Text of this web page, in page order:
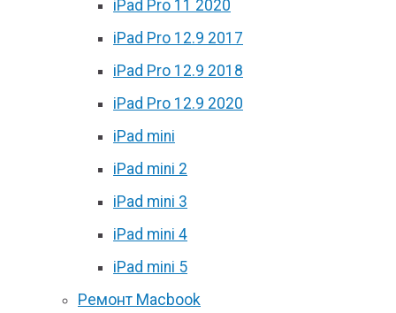
iPad Pro 11 2020
iPad Pro 12.9 2017
iPad Pro 12.9 2018
iPad Pro 12.9 2020
iPad mini
iPad mini 2
iPad mini 3
iPad mini 4
iPad mini 5
Ремонт Macbook